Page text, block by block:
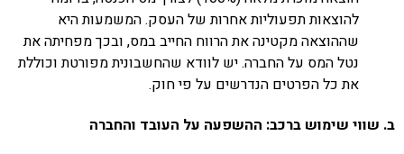
להוצאות תפעוליות אחרות של העסק. המשמעות היא
שההוצאה מקטינה את הרווח החייב במס, ובכך מפחיתה את
נטל המס על החברה. יש לוודא שהחשבונית מפורטת וכוללת
את כל הפרטים הנדרשים על פי חוק.
ב. שווי שימוש ברכב: ההשפעה על העובד והחברה